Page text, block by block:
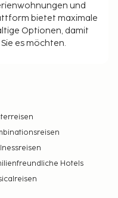
und
bietet maximale
Optionen, damit
es möchten.
Hotels